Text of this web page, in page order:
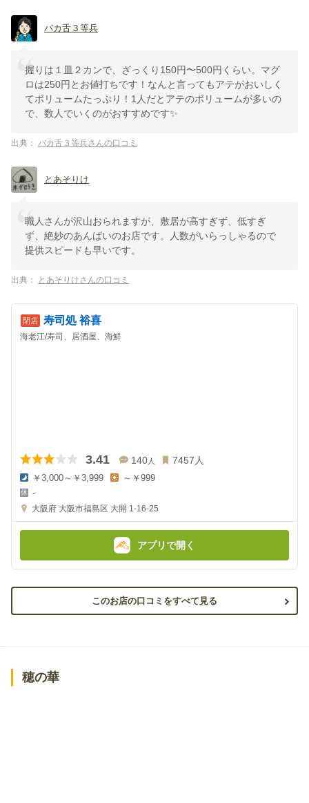
バカ舌３等兵
握りは１皿２カンで、ざっくり150円〜500円くらい。マグ
ロは250円とお値打ちです！なんと言ってもアテがおいしく
てボリュームたっぷり！1人だとアテのボリュームが多いの
で、数人でいくのがおすすめです✨
出典： バカ舌３等兵さんの口コミ
とあそりけ
職人さんが沢山おられますが、敷居が高すぎず、低すぎ
ず、絶妙のあんばいのお店です。人数がいらっしゃるので
提供スピードも早いです。
出典： とあそりけさんの口コミ
寿司処 裕喜
海老江/寿司、居酒屋、海鮮
3.41 140人 7457人
夜
の
金
￥3,000～￥3,999
金
額
～￥999
-
大阪府 大阪市福島区 大開 1-16-25
アプリで開く
このお店の口コミをすべて見る
穂の華